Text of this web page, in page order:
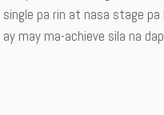
single pa rin at nasa stage pa
ay may ma-achieve sila na